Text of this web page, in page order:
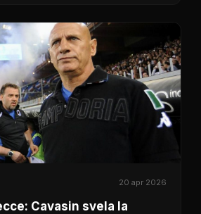
20 apr 2026
Cavasin svela la